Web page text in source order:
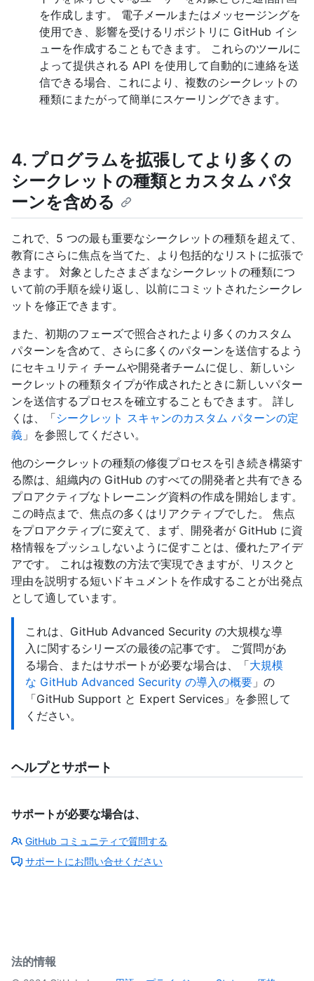
を作成します。 電子メールまたはメッセージングを
使用でき、影響を受けるリポジトリに GitHub イシ
ューを作成することもできます。 これらのツールに
よって提供される API を使用して自動的に連絡を送
信できる場合、これにより、複数のシークレットの
種類にまたがって簡単にスケーリングできます。
4. プログラムを拡張してより多くの
シークレットの種類とカスタム パタ
ーンを含める
これで、5 つの最も重要なシークレットの種類を超えて、
教育にさらに焦点を当てた、より包括的なリストに拡張で
きます。 対象としたさまざまなシークレットの種類につ
いて前の手順を繰り返し、以前にコミットされたシークレ
ットを修正できます。
また、初期のフェーズで照合されたより多くのカスタム
パターンを含めて、さらに多くのパターンを送信するよう
にセキュリティ チームや開発者チームに促し、新しいシ
ークレットの種類タイプが作成されたときに新しいパター
ンを送信するプロセスを確立することもできます。 詳し
くは、「シークレット スキャンのカスタム パターンの定
義 」を参照してください。
他のシークレットの種類の修復プロセスを引き続き構築す
る際は、組織内の GitHub のすべての開発者と共有できる
プロアクティブなトレーニング資料の作成を開始します。
この時点まで、焦点の多くはリアクティブでした。 焦点
をプロアクティブに変えて、まず、開発者が GitHub に資
格情報をプッシュしないように促すことは、優れたアイデ
アです。 これは複数の方法で実現できますが、リスクと
理由を説明する短いドキュメントを作成することが出発点
として適しています。
これは、GitHub Advanced Security の大規模な導
入に関するシリーズの最後の記事です。 ご質問があ
る場合、またはサポートが必要な場合は、「大規模
な GitHub Advanced Security の導入の概要 」の
「GitHub Support と Expert Services」を参照して
ください。
ヘルプとサポート
サポートが必要な場合は、
GitHub コミュニティで質問する
サポートにお問い合せください
法的情報